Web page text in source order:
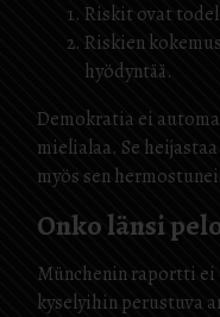
Riskit ovat
Riskien
hyödyntää.
Demokratia ei
mielialaa. Se
myös sen
Onko länsi
Münchenin raportti
kyselyihin perustuva